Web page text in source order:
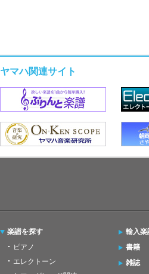
ヤマハ関連サイト
楽譜を探す
ピアノ
エレクトーン
輸入楽
書籍
雑誌